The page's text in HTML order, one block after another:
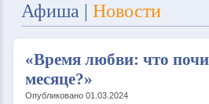
Афиша | Новости
«Время любви: что
месяце?»
Опубликовано 01.03.2024